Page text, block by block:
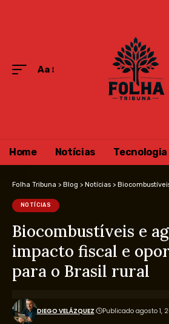
Aa
Home Notícias Tecnologia
Folha Tribuna > Blog > Notícias > Biocombustíveis e
NOTÍCIAS
Biocombustíveis e
impacto fiscal e
para o Brasil rural
DIEGO VELÁZQUEZ Publicado agosto 1,